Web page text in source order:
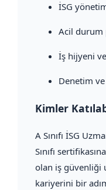
İSG
Acil durum
İş hijyeni
Denetim
Kimler
A Sınıfı İSG
Sınıfı
olan iş güvenliği
kariyerini bir